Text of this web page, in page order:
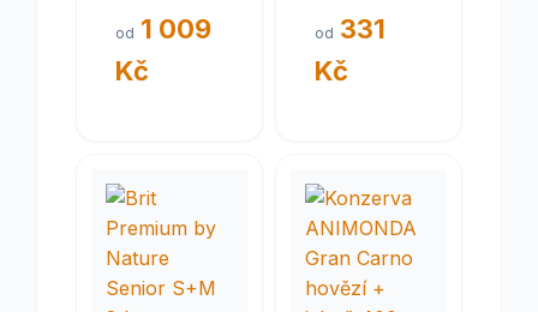
12 kg
od 1 009
Kč
Breed 3 kg
od 331
Kč